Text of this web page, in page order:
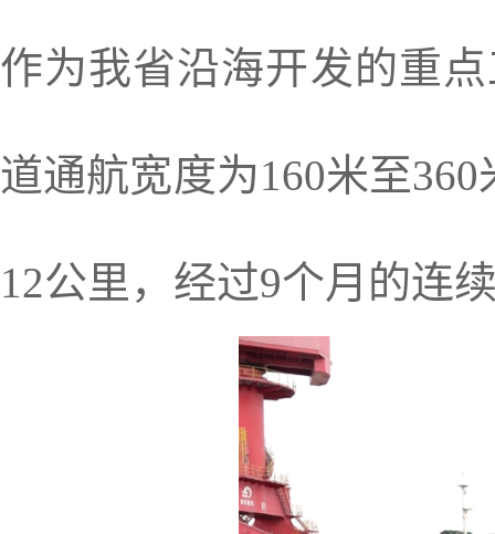
作为我省沿海开发的重
道通航宽度为160米至
12公里，经过9个月的连